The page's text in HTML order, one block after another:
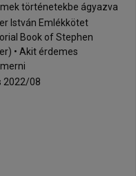
történetekbe ágyazva
István Emlékkötet
Book of Stephen
• Akit érdemes
2022/08